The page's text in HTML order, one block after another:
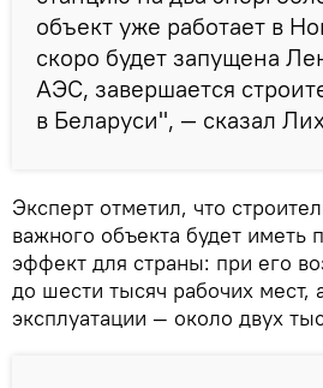
объект уже работает в
скоро будет запущена
АЭС, завершается
в Беларуси", — сказал
Эксперт отметил, что
важного объекта будет иметь
эффект для страны: при его
до шести тысяч рабочих мест,
эксплуатации — около двух